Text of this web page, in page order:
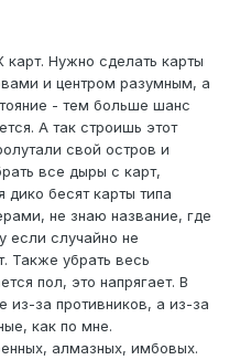
Нужно сделать карты
и центром разумным, а
- тем больше шанс
А так строишь этот
свой остров и
все дыры с карт,
бесят карты типа
не знаю название, где
если случайно не
Также убрать весь
пол, это напрягает. В
из-за противников, а из-за
как по мне.
алмазных, имбовых.